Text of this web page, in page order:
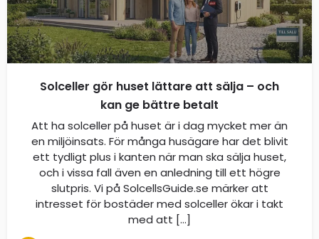
Solceller gör huset lättare att sälja – och
kan ge bättre betalt
Att ha solceller på huset är i dag mycket mer än
en miljöinsats. För många husägare har det blivit
ett tydligt plus i kanten när man ska sälja huset,
och i vissa fall även en anledning till ett högre
slutpris. Vi på SolcellsGuide.se märker att
intresset för bostäder med solceller ökar i takt
med att […]